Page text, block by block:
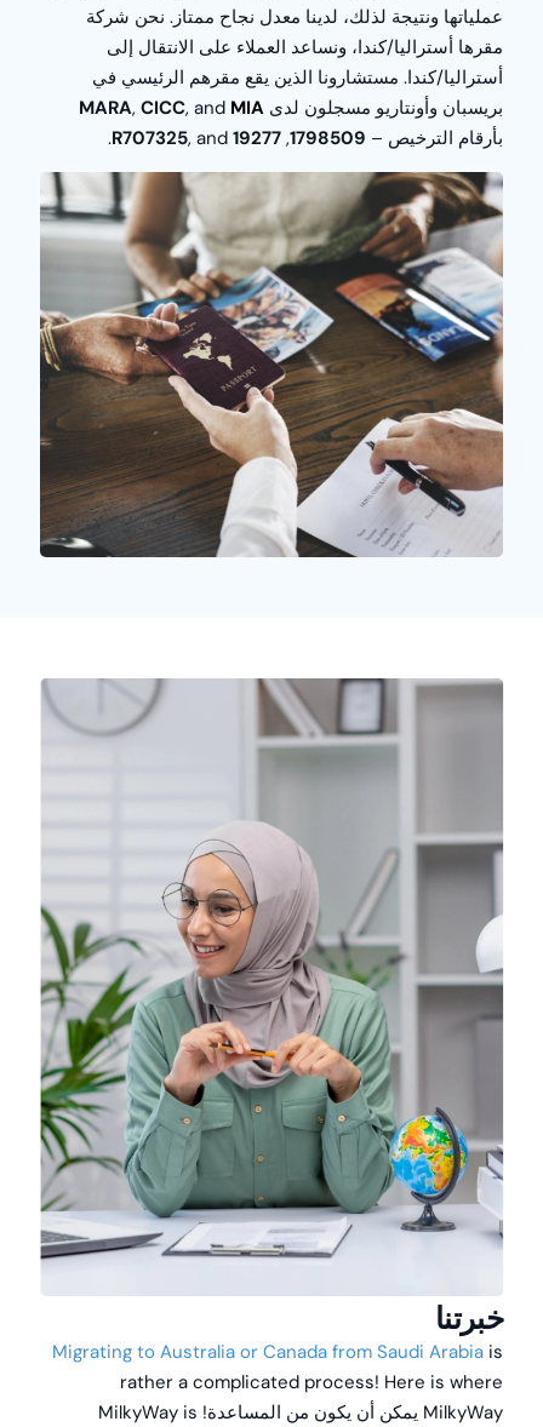
عملياتها ونتيجة لذلك، لدينا معدل نجاح ممتاز. نحن شركة
مقرها أستراليا/كندا، ونساعد العملاء على الانتقال إلى
أستراليا/كندا. مستشارونا الذين يقع مقرهم الرئيسي في
بريسبان وأونتاريو مسجلون لدى
MARA,CICC, and MIA
بأرقام الترخيص – 1798509
,
R707325, and19277
.
خبرتنا
Migrating to Australia or Canada from Saudi Arabia is
rather a complicated process! Here is where
MilkyWay يمكن أن يكون من المساعدة! MilkyWay is